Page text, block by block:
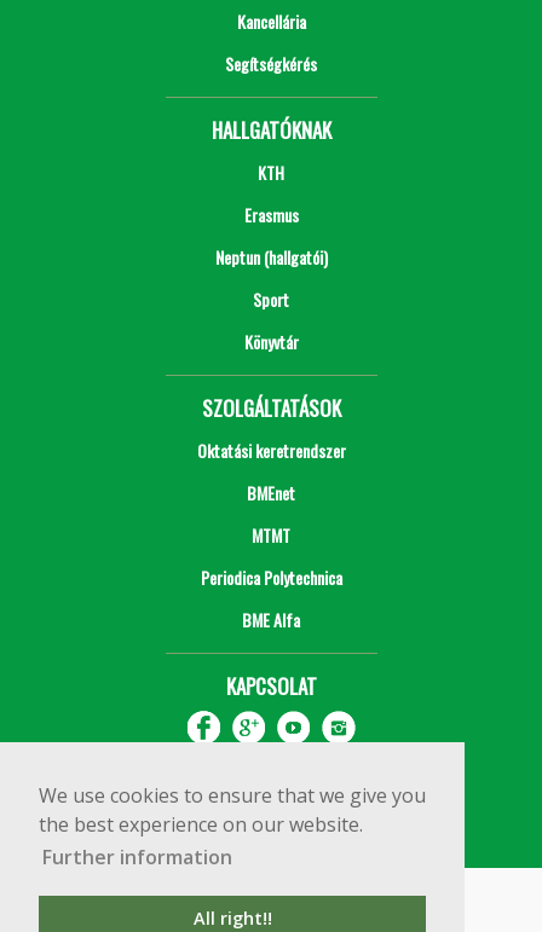
We use cookies to ensure that we give you
the best experience on our website.
Further information
All right!!
Kancellária
Segítségkérés
HALLGATÓKNAK
KTH
Erasmus
Neptun (hallgatói)
Sport
Könyvtár
SZOLGÁLTATÁSOK
Oktatási keretrendszer
BMEnet
MTMT
Periodica Polytechnica
BME Alfa
KAPCSOLAT
Copyright © 2020 BME Építőmérnöki Kar